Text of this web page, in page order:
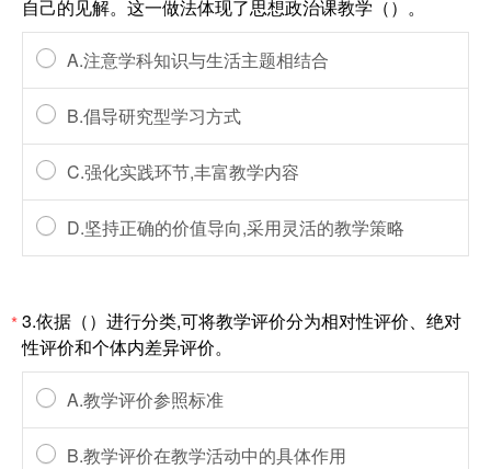
自己的见解。这一做法体现了思想政治课教学（）。
A.注意学科知识与生活主题相结合
B.倡导研究型学习方式
C.强化实践环节,丰富教学内容
D.坚持正确的价值导向,采用灵活的教学策略
*3.依据（）进行分类,可将教学评价分为相对性评价、绝对
性评价和个体内差异评价。
A.教学评价参照标准
B.教学评价在教学活动中的具体作用